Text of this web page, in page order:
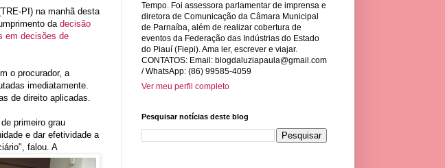
PI) na manhã desta
da decisão
em decisões de
o procurador, a
imediatamente.
de direito aplicadas.
primeiro grau
e dar efetividade a
falou. A
Tempo. Foi assessora parlamentar de imprensa e
diretora de Comunicação da Câmara Municipal
de Parnaíba, além de realizar cobertura de
eventos da Federação das Indústrias do Estado
do Piauí (Fiepi). Ama ler, escrever e viajar.
CONTATOS: Email: blogdaluziapaula@gmail.com
/ WhatsApp: (86) 99585-4059
Ver meu perfil completo
Pesquisar notícias deste blog